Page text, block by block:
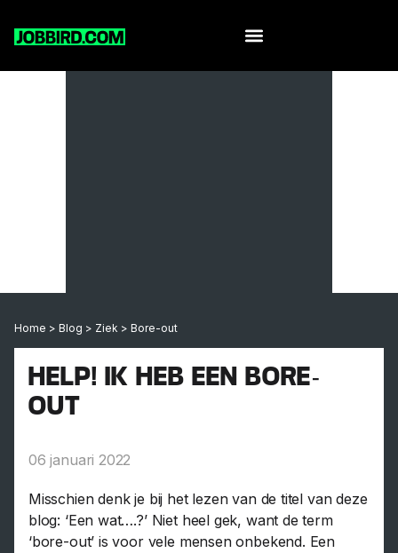
Home > Blog > Ziek > Bore-out
HELP! IK HEB EEN BORE-
OUT
06 januari 2022
Misschien denk je bij het lezen van de titel van deze
blog: ‘Een wat….?’ Niet heel gek, want de term
‘bore-out’ is voor vele mensen onbekend. Een